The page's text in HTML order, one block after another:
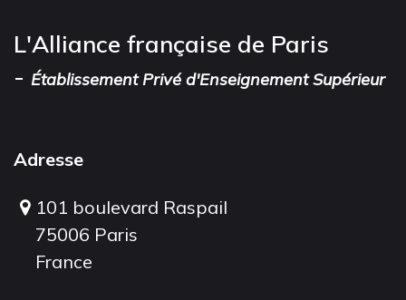
L'Alliance française de Paris
- Établissement Privé d'Enseignement Supérieur
Adresse
101 boulevard Raspail
75006 Paris
France